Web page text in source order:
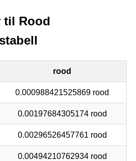
til Rood
rood
0.000988421525869 rood
0.00197684305174 rood
0.00296526457761 rood
0.00494210762934 rood